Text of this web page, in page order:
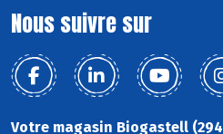
Nous suivre sur
Votre magasin Biogastell